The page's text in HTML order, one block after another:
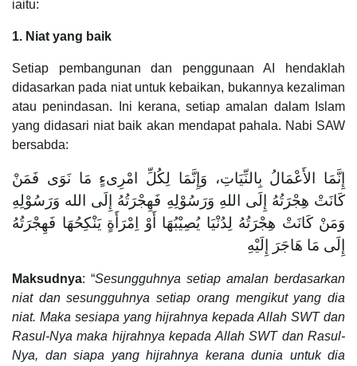
iaitu:
1. Niat yang baik
Setiap pembangunan dan penggunaan AI hendaklah
didasarkan pada niat untuk kebaikan, bukannya kezaliman
atau penindasan. Ini kerana, setiap amalan dalam Islam
yang didasari niat baik akan mendapat pahala. Nabi SAW
bersabda:
إِنَّمَا الأَعْمَالُ بِالنِّيَاتِ، وَإِنَّمَا لِكُلِّ امْرِىءٍ مَا نَوَى فَمَنْ
كَانَتْ هِجْرَتُهُ إِلَى اللهِ وَرَسُوْلِهِ فَهِجْرَتُهُ إِلَى الله وَرَسُوْلِهِ
وَمَنْ كَانَتْ هِجْرَتُهُ لِدُنْيَا يُصِيْبُهَا أَوْ اِمْرَأَةٍ يَنْكِحُهَا فَهِجْرَتُهُ
إِلَى مَا هَاجَرَ إِلَيْهِ
Maksudnya: “Sesungguhnya setiap amalan berdasarkan
niat dan sesungguhnya setiap orang mengikut yang dia
niat. Maka sesiapa yang hijrahnya kepada Allah SWT dan
Rasul-Nya maka hijrahnya kepada Allah SWT dan Rasul-
Nya, dan siapa yang hijrahnya kerana dunia untuk dia